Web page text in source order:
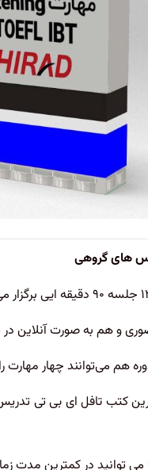
و هم به صورت آنلاین در
هم می‌توانند چهار مهارت
کتب تافل ای بی تی
در کمترین مدت زمان به